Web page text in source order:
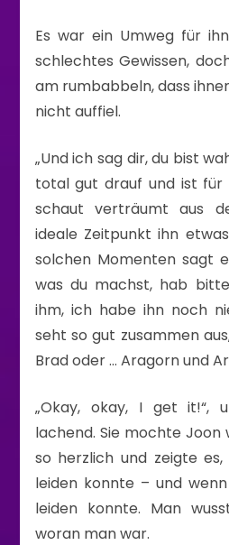
Es war ein Umweg für
schlechtes Gewissen,
am rumbabbeln, dass
nicht auffiel.
„Und ich sag dir, du bist
total gut drauf und ist für
schaut verträumt aus
ideale Zeitpunkt ihn
solchen Momenten sagt
was du machst, hab
ihm, ich habe ihn noch
seht so gut zusammen
Brad oder … Aragorn und
„Okay, okay, I get it!“,
lachend. Sie mochte Joon
so herzlich und zeigte
leiden konnte – und
leiden konnte. Man
woran man war.